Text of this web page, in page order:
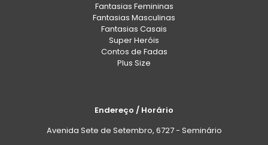
Fantasias Femininas
Fantasias Masculinas
Fantasias Casais
Super Heróis
Contos de Fadas
Plus Size
Endereço / Horário
Avenida Sete de Setembro, 6727 - Seminário